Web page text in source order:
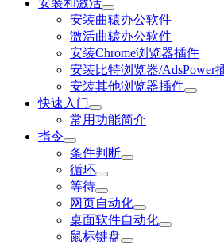
安装和激活
安装曲辕办公软件
激活曲辕办公软件
安装Chrome浏览器插件
安装比特浏览器/AdsPower
安装其他浏览器插件
快速入门
常用功能简介
指令
条件判断
循环
等待
网页自动化
桌面软件自动化
鼠标键盘